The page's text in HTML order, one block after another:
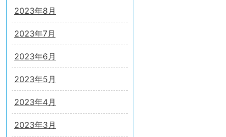
2023年8月
2023年7月
2023年6月
2023年5月
2023年4月
2023年3月